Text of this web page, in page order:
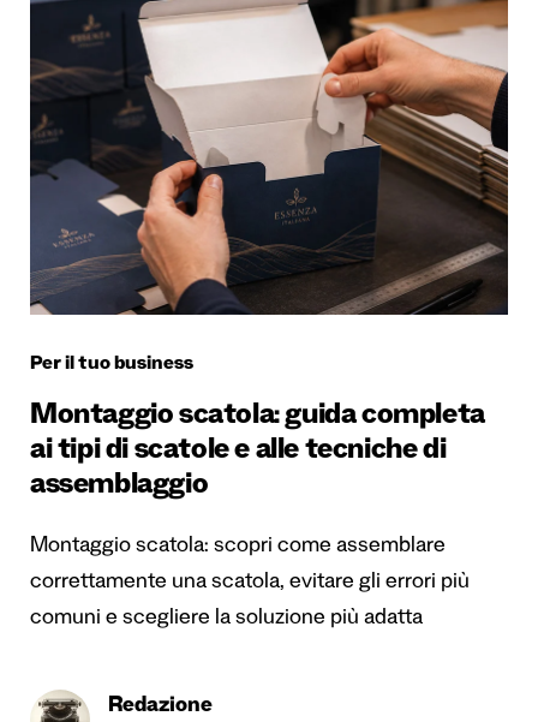
Per il tuo business
Montaggio scatola: guida completa
ai tipi di scatole e alle tecniche di
assemblaggio
Montaggio scatola: scopri come assemblare
correttamente una scatola, evitare gli errori più
comuni e scegliere la soluzione più adatta
Redazione